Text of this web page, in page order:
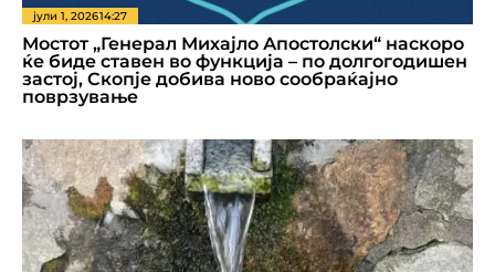
јули 1, 202614:27
Мостот „Генерал Михајло Апостолски“ наскоро
ќе биде ставен во функција – по долгогодишен
застој, Скопје добива ново сообраќајно
поврзување